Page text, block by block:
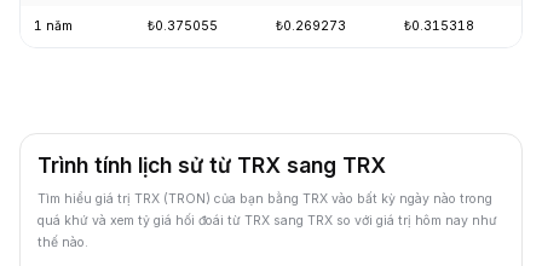
1 năm ₺0.375055 ₺0.269273 ₺0.315318
Trình tính lịch sử từ TRX sang TRX
Tìm hiểu giá trị TRX (TRON) của bạn bằng TRX vào bất kỳ ngày nào trong
quá khứ và xem tỷ giá hối đoái từ TRX sang TRX so với giá trị hôm nay như
thế nào.